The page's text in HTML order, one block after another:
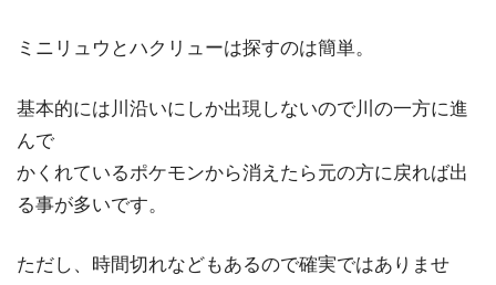
ミニリュウとハクリューは探すのは簡単。
基本的には川沿いにしか出現しないので川の一方に進
んで
かくれているポケモンから消えたら元の方に戻れば出
る事が多いです。
ただし、時間切れなどもあるので確実ではありませ